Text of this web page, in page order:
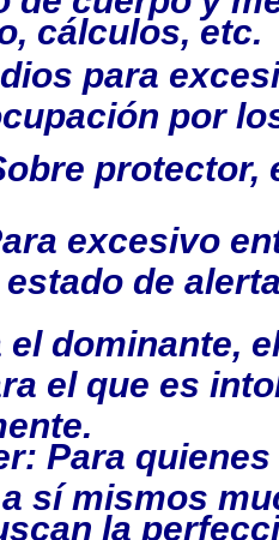
cálculos, etc.
para
por
protector,
excesivo
de
el dominante,
el que es
Para
sí mismos
la